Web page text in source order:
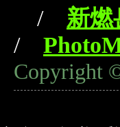
/ 新
/
Copyright